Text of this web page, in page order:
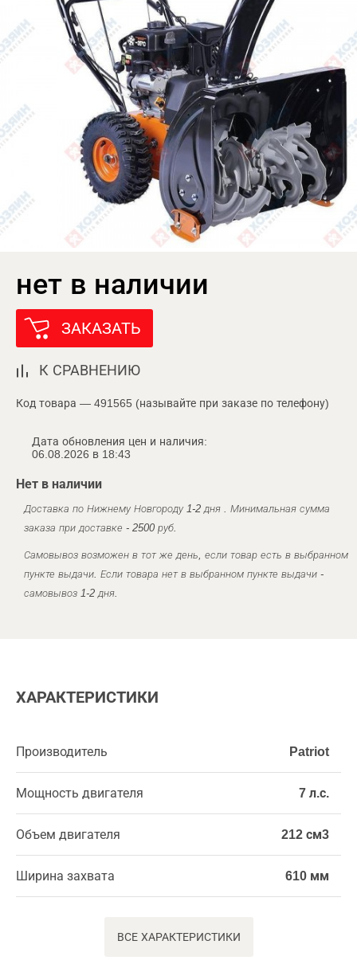
нет в наличии
ЗАКАЗАТЬ
К СРАВНЕНИЮ
Код товара — 491565 (называйте при заказе по телефону)
Дата обновления цен и наличия:
06.08.2026 в 18:43
Нет в наличии
Доставка по Нижнему Новгороду 1-2 дня . Минимальная сумма
заказа при доставке - 2500 руб.
Самовывоз возможен в тот же день, если товар есть в выбранном
пункте выдачи. Если товара нет в выбранном пункте выдачи -
самовывоз 1-2 дня.
ХАРАКТЕРИСТИКИ
Производитель Patriot
Мощность двигателя 7 л.с.
Объем двигателя 212 см3
Ширина захвата 610 мм
ВСЕ ХАРАКТЕРИСТИКИ